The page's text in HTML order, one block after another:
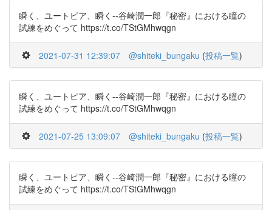
瞬く、ユートピア、瞬く--谷崎潤一郎『秘密』における瞳の
試練をめぐって https://t.co/TStGMhwqgn
2021-07-31 12:39:07 @shiteki_bungaku (投稿一覧)
瞬く、ユートピア、瞬く--谷崎潤一郎『秘密』における瞳の
試練をめぐって https://t.co/TStGMhwqgn
2021-07-25 13:09:07 @shiteki_bungaku (投稿一覧)
瞬く、ユートピア、瞬く--谷崎潤一郎『秘密』における瞳の
試練をめぐって https://t.co/TStGMhwqgn